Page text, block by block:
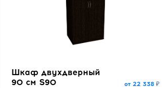
Шкаф двухдверный
90 см S90
от 22 338 ₽